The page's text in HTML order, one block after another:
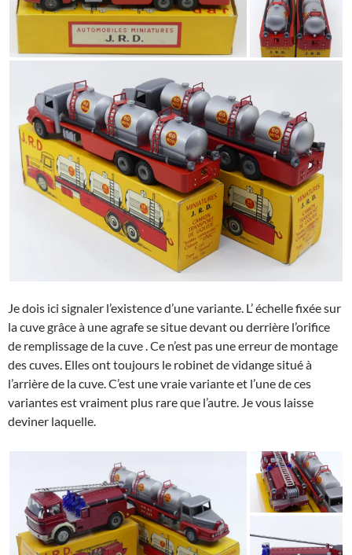
Je dois ici signaler l’existence d’une variante. L’ échelle fixée sur
la cuve grâce à une agrafe se situe devant ou derrière l’orifice
de remplissage de la cuve . Ce n’est pas une erreur de montage
des cuves. Elles ont toujours le robinet de vidange situé à
l’arrière de la cuve. C’est une vraie variante et l’une de ces
variantes est vraiment plus rare que l’autre. Je vous laisse
deviner laquelle.